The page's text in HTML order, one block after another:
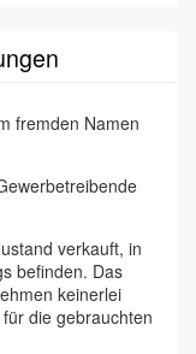
fremden Namen
verkauft, in
befinden. Das
keinerlei
die gebrauchten